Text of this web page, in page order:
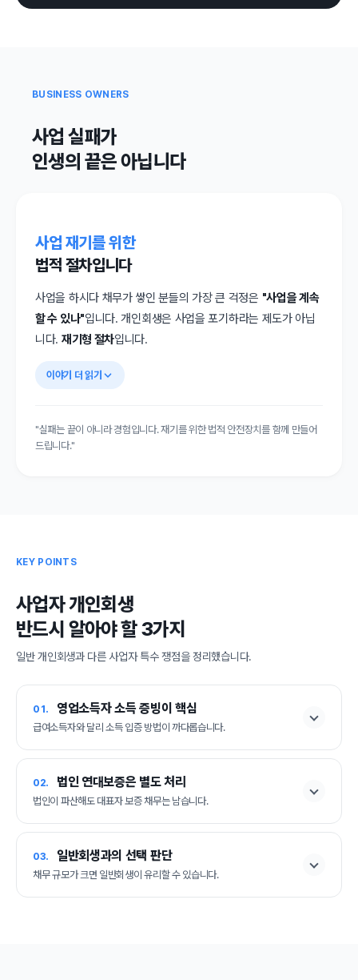
BUSINESS OWNERS
사업 실패가
인생의 끝은 아닙니다
사업 재기를 위한
법적 절차입니다
사업을 하시다 채무가 쌓인 분들의 가장 큰 걱정은 "사업을 계속
할 수 있나"입니다. 개인회생은 사업을 포기하라는 제도가 아닙
니다. 재기형 절차입니다.
이야기 더 읽기
"실패는 끝이 아니라 경험입니다. 재기를 위한 법적 안전장치를 함께 만들어
드립니다."
KEY POINTS
사업자 개인회생
반드시 알아야 할 3가지
일반 개인회생과 다른 사업자 특수 쟁점을 정리했습니다.
01. 영업소득자 소득 증빙이 핵심
급여소득자와 달리 소득 입증 방법이 까다롭습니다.
02. 법인 연대보증은 별도 처리
법인이 파산해도 대표자 보증 채무는 남습니다.
03. 일반회생과의 선택 판단
채무 규모가 크면 일반회생이 유리할 수 있습니다.